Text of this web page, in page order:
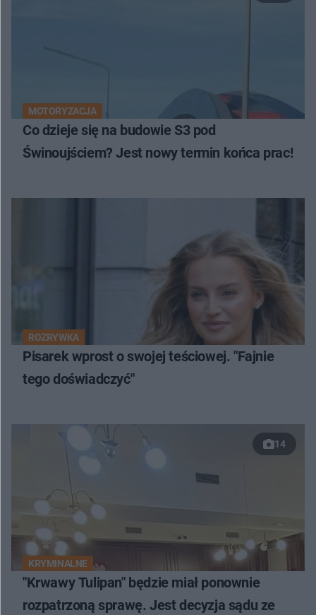
MOTORYZACJA
Co dzieje się na budowie S3 pod
Świnoujściem? Jest nowy termin końca prac!
ROZRYWKA
Pisarek wprost o swojej teściowej. "Fajnie
tego doświadczyć"
14
KRYMINALNE
"Krwawy Tulipan" będzie miał ponownie
rozpatrzoną sprawę. Jest decyzja sądu ze